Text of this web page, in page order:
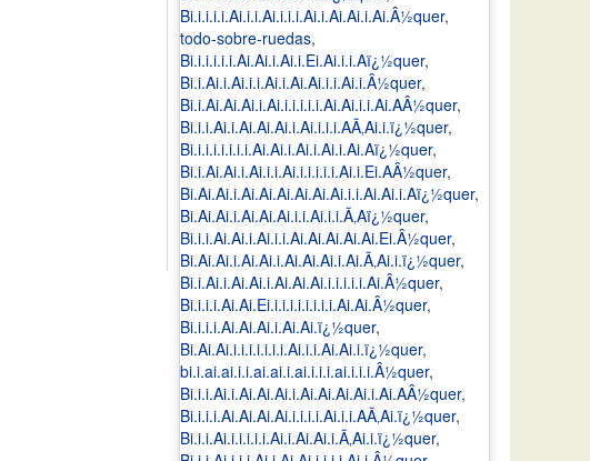
Bi.i.i.i.i.Ai.i.i.Ai.i.i.i.Ai.i.Ai.Ai.i.Ai.Â½quer,
todo-sobre-ruedas,
Bi.i.i.i.i.i.Ai.Ai.i.Ai.i.Ei.Ai.i.i.Aï¿½quer,
Bi.i.Ai.i.Ai.i.i.Ai.i.Ai.Ai.i.i.Ai.i.Â½quer,
Bi.i.Ai.Ai.Ai.i.Ai.i.i.i.i.i.Ai.Ai.i.i.Ai.AÂ½quer,
Bi.i.i.Ai.i.Ai.Ai.Ai.i.Ai.i.i.i.AÃ‚Ai.i.ï¿½quer,
Bi.i.i.i.i.i.i.i.Ai.Ai.i.Ai.i.Ai.i.Ai.Aï¿½quer,
Bi.i.Ai.Ai.i.Ai.i.i.Ai.i.i.i.i.i.Ai.i.Ei.AÂ½quer,
Bi.Ai.Ai.i.Ai.Ai.Ai.Ai.Ai.Ai.i.i.Ai.Ai.i.Aï¿½quer,
Bi.Ai.Ai.i.Ai.Ai.Ai.i.i.Ai.i.i.Ã‚Aï¿½quer,
Bi.i.i.Ai.Ai.i.Ai.i.i.Ai.Ai.Ai.Ai.Ai.Ei.Â½quer,
Bi.Ai.Ai.i.Ai.Ai.i.Ai.Ai.Ai.i.Ai.Ã‚Ai.i.ï¿½quer,
Bi.i.Ai.i.Ai.Ai.i.Ai.Ai.Ai.i.i.i.i.i.Ai.Â½quer,
Bi.i.i.i.Ai.Ai.Ei.i.i.i.i.i.i.i.i.Ai.Ai.Â½quer,
Bi.i.i.i.Ai.Ai.Ai.i.Ai.Ai.ï¿½quer,
Bi.Ai.Ai.i.i.i.i.i.i.i.Ai.i.i.Ai.Ai.i.ï¿½quer,
bi.i.ai.ai.i.i.ai.ai.i.ai.i.i.i.ai.i.i.i.Â½quer,
Bi.i.i.Ai.i.Ai.Ai.Ai.i.Ai.Ai.Ai.Ai.i.Ai.AÂ½quer,
Bi.i.i.i.Ai.Ai.Ai.Ai.i.i.i.i.Ai.i.i.AÃ‚Ai.ï¿½quer,
Bi.i.i.Ai.i.i.i.i.i.Ai.i.Ai.Ai.i.Ã‚Ai.i.ï¿½quer,